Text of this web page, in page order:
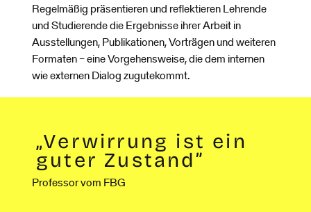
Regelmäßig präsentieren und reflektieren Lehrende
und Studierende die Ergebnisse ihrer Arbeit in
Ausstellungen, Publikationen, Vorträgen und weiteren
Formaten – eine Vorgehensweise, die dem internen
wie externen Dialog zugutekommt.
„Verwirrung ist ein
guter Zustand”
Professor vom FBG